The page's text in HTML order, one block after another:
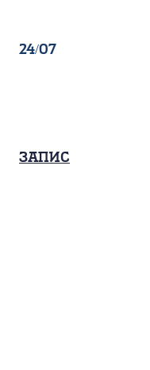
24/07
Запис